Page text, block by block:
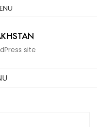
site